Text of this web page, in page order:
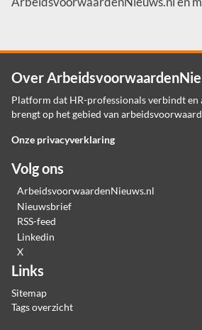
Over
Platform dat HR-professionals verbindt
brengt op het gebied van
Onze privacyverklaring
Volg ons
ArbeidsvoorwaardenNieuws.nl
Nieuwsbrief
RSS-feed
Linkedin
X
Links
Sitemap
Tags overzicht